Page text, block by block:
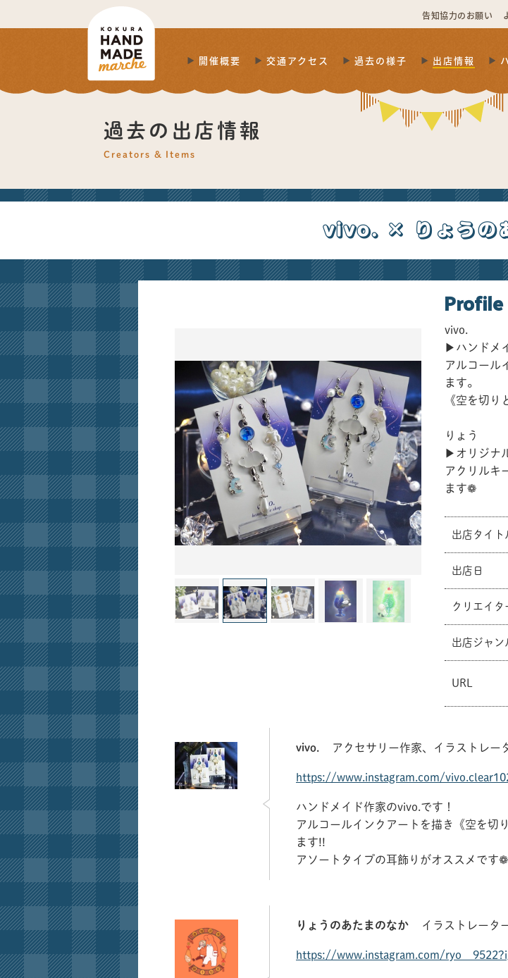
告知協力のお願い
開催概要 交通アクセス 過去の様子 出店情報
過去の出店情報
Creators & Items
vivo. × りょうの
Profile
vivo.
▶︎ハンドメ
アルコール
ます。
《空を切
りょう
▶︎オリジナ
アクリルキ
ます❁
出店タイト
出店日
クリエイタ
出店ジャン
URL
vivo. アクセサリー作家、イラストレー
https://www.instagram.com/
ハンドメイド作家のvivo.です！
アルコールインクアートを描き《空を切
ます!!
アソートタイプの耳飾りがオススメです❁
りょうのあたまのなか イラストレータ
https://www.instagram.com/
共有方法を選択